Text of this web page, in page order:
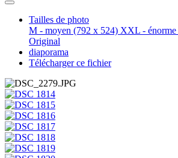
Tailles de photo
M - moyen (792 x 524) XXL - énorme
Original
diaporama
Télécharger ce fichier